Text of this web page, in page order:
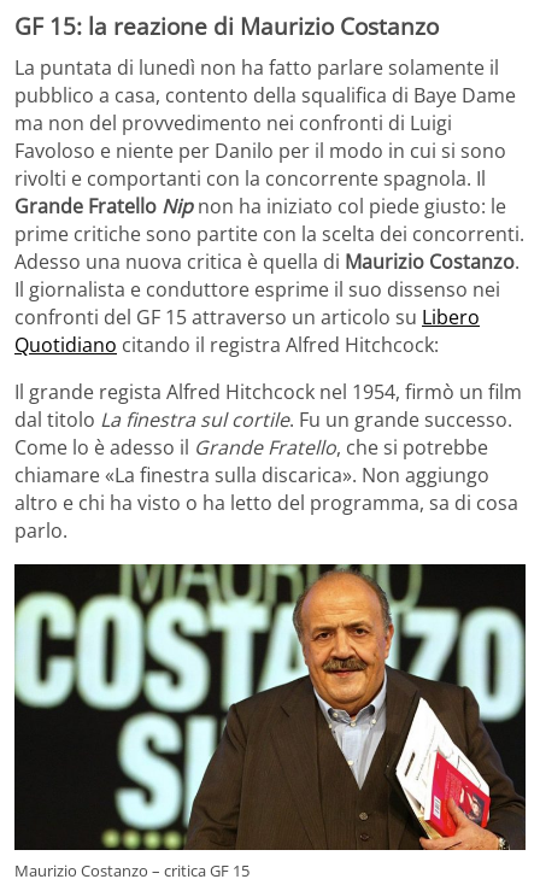
GF 15: la reazione di Maurizio Costanzo
La puntata di lunedì non ha fatto parlare solamente il
pubblico a casa, contento della squalifica di Baye Dame
ma non del provvedimento nei confronti di Luigi
Favoloso e niente per Danilo per il modo in cui si sono
rivolti e comportanti con la concorrente spagnola. Il
Grande Fratello Nipnon ha iniziato col piede giusto: le
prime critiche sono partite con la scelta dei concorrenti.
Adesso una nuova critica è quella di Maurizio Costanzo.
Il giornalista e conduttore esprime il suo dissenso nei
confronti del GF 15 attraverso un articolo su Libero
Quotidiano citando il registra Alfred Hitchcock:
Il grande regista Alfred Hitchcock nel 1954, firmò un film
dal titolo La finestra sul cortile. Fu un grande successo.
Come lo è adesso il Grande Fratello, che si potrebbe
chiamare «La finestra sulla discarica». Non aggiungo
altro e chi ha visto o ha letto del programma, sa di cosa
parlo.
Maurizio Costanzo – critica GF 15